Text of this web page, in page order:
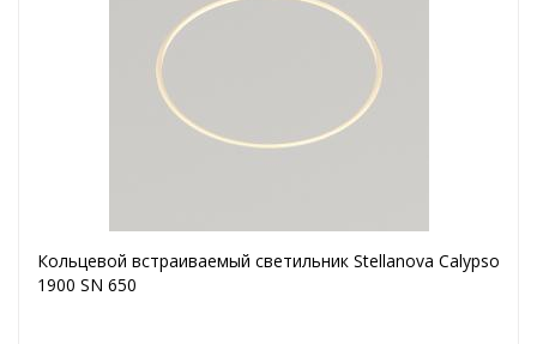
Кольцевой встраиваемый светильник Stellanova Calypso
1900 SN 650